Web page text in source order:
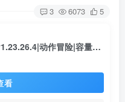
3 6073 5
逸剑风云决/Wandering Sword v1.23.26.4|动作冒险|容量4.2GB|免安装绿色中文版
看